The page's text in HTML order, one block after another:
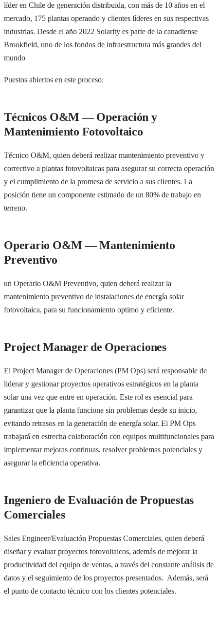
líder en Chile de generación distribuida, con más de 10 años en el
mercado, 175 plantas operando y clientes líderes en sus respectivas
industrias. Desde el año 2022 Solarity es parte de la canadiense
Brookfield, uno de los fondos de infraestructura más grandes del
mundo
Puestos abiertos en este proceso:
Técnicos O&M — Operación y
Mantenimiento Fotovoltaico
Técnico O&M, quien deberá realizar mantenimiento preventivo y
correctivo a plantas fotovoltaicas para asegurar su correcta operación
y el cumplimiento de la promesa de servicio a sus clientes. La
posición tiene un componente estimado de un 80% de trabajo en
terreno.
Operario O&M — Mantenimiento
Preventivo
un Operario O&M Preventivo, quien deberá realizar la
mantenimiento preventivo de instalaciones de energía solar
fotovoltaica, para su funcionamiento optimo y eficiente.
Project Manager de Operaciones
El Project Manager de Operaciones (PM Ops) será responsable de
liderar y gestionar proyectos operativos estratégicos en la planta
solar una vez que entre en operación. Este rol es esencial para
garantizar que la planta funcione sin problemas desde su inicio,
evitando retrasos en la generación de energía solar. El PM Ops
trabajará en estrecha colaboración con equipos multifuncionales para
implementar mejoras continuas, resolver problemas potenciales y
asegurar la eficiencia operativa.
Ingeniero de Evaluación de Propuestas
Comerciales
Sales Engineer/Evaluación Propuestas Comerciales, quien deberá
diseñar y evaluar proyectos fotovoltaicos, además de mejorar la
productividad del equipo de ventas, a través del constante análisis de
datos y el seguimiento de los proyectos presentados. Además, será
el punto de contacto técnico con los clientes potenciales.